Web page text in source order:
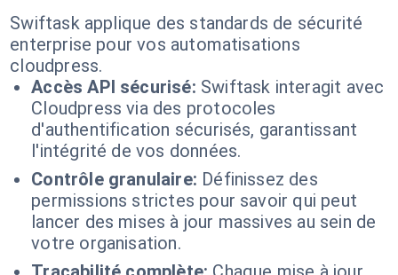
Swiftask applique des standards de sécurité
enterprise pour vos automatisations
cloudpress.
Accès API sécurisé: Swiftask interagit avec
Cloudpress via des protocoles
d'authentification sécurisés, garantissant
l'intégrité de vos données.
Contrôle granulaire: Définissez des
permissions strictes pour savoir qui peut
lancer des mises à jour massives au sein de
votre organisation.